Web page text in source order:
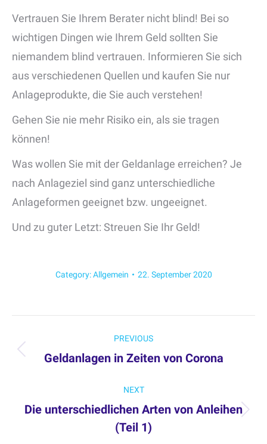
Vertrauen Sie Ihrem Berater nicht blind! Bei so
wichtigen Dingen wie Ihrem Geld sollten Sie
niemandem blind vertrauen. Informieren Sie sich
aus verschiedenen Quellen und kaufen Sie nur
Anlageprodukte, die Sie auch verstehen!
Gehen Sie nie mehr Risiko ein, als sie tragen
können!
Was wollen Sie mit der Geldanlage erreichen? Je
nach Anlageziel sind ganz unterschiedliche
Anlageformen geeignet bzw. ungeeignet.
Und zu guter Letzt: Streuen Sie Ihr Geld!
Category:Allgemein 22. September 2020
navigation
PREVIOUS
Previous
Geldanlagen in Zeiten von Corona
NEXT
post:
Die unterschiedlichen Arten von Anleihen
(Teil 1)